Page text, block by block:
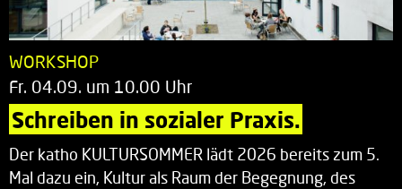
WORKSHOP
Fr. 04.09. um 10.00 Uhr
Schreiben in sozialer Praxis.
Der katho KULTURSOMMER lädt 2026 bereits zum 5.
Mal dazu ein, Kultur als Raum der Begegnung, des